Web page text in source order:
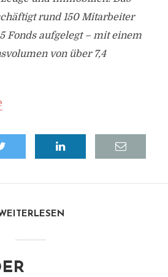
rund 150 Mitarbeiter
Fonds aufgelegt – mit einem
von über 7,4